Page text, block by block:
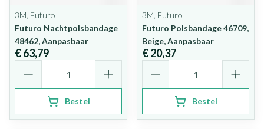
3M, Futuro
Futuro Nachtpolsbandage
48462, Aanpasbaar
€ 63,79
Bestel
3M, Futuro
Futuro Polsbandage 46709,
Beige, Aanpasbaar
€ 20,37
Bestel